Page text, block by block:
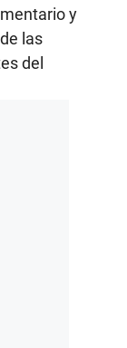
y
las
del